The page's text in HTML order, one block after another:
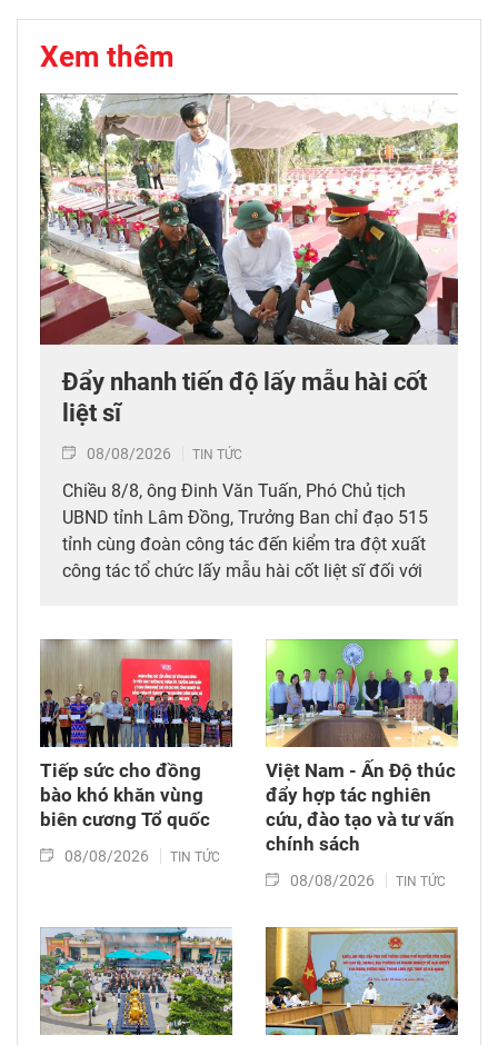
Xem thêm
Đẩy nhanh tiến độ lấy mẫu hài cốt
liệt sĩ
08/08/2026 TIN TỨC
Chiều 8/8, ông Đinh Văn Tuấn, Phó Chủ tịch
UBND tỉnh Lâm Đồng, Trưởng Ban chỉ đạo 515
tỉnh cùng đoàn công tác đến kiểm tra đột xuất
công tác tổ chức lấy mẫu hài cốt liệt sĩ đối với
thời tặng quà cho cán bộ, chiến sĩ tham gia
công tác lấy mẫu tại đây.
Tiếp sức cho đồng
bào khó khăn vùng
biên cương Tổ quốc
08/08/2026 TIN TỨC
Việt Nam - Ấn Độ thúc
đẩy hợp tác nghiên
cứu, đào tạo và tư vấn
chính sách
08/08/2026 TIN TỨC